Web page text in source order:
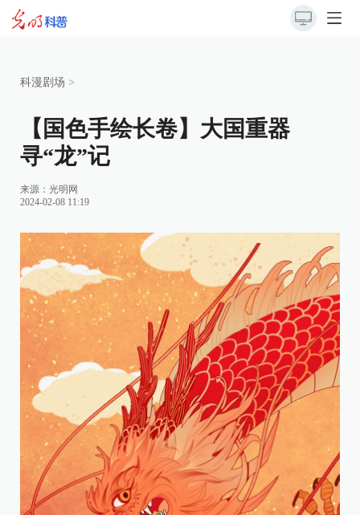
科漫剧场 >
【国色手绘长卷】大国重器
寻“龙”记
来源： 光明网
2024-02-08 11:19